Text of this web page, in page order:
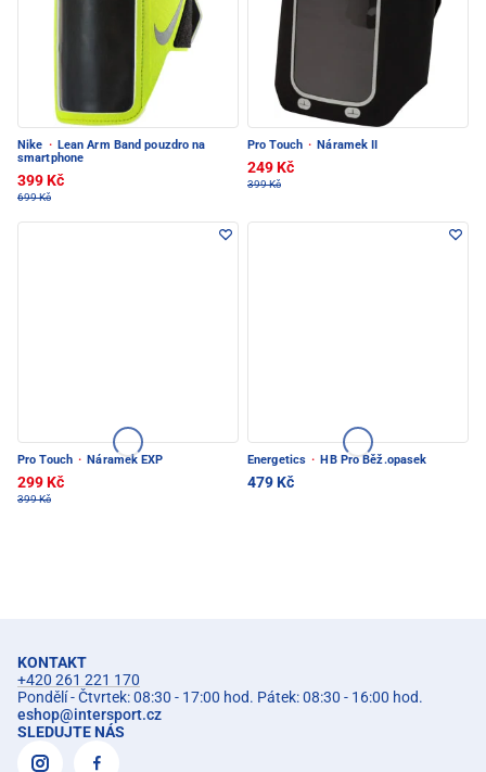
Nike · Lean Arm Band pouzdro na
smartphone
399 Kč
699 Kč
Pro Touch · Náramek II
249 Kč
399 Kč
Pro Touch · Náramek EXP
299 Kč
399 Kč
Energetics · HB Pro Běž.opasek
479 Kč
KONTAKT
+420 261 221 170
Pondělí - Čtvrtek: 08:30 - 17:00 hod. Pátek: 08:30 - 16:00 hod.
eshop@intersport.cz
SLEDUJTE NÁS